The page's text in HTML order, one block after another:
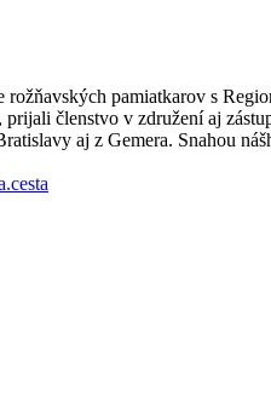
pamiatkarov s
členstvo v združení aj
aj z Gemera. Snahou